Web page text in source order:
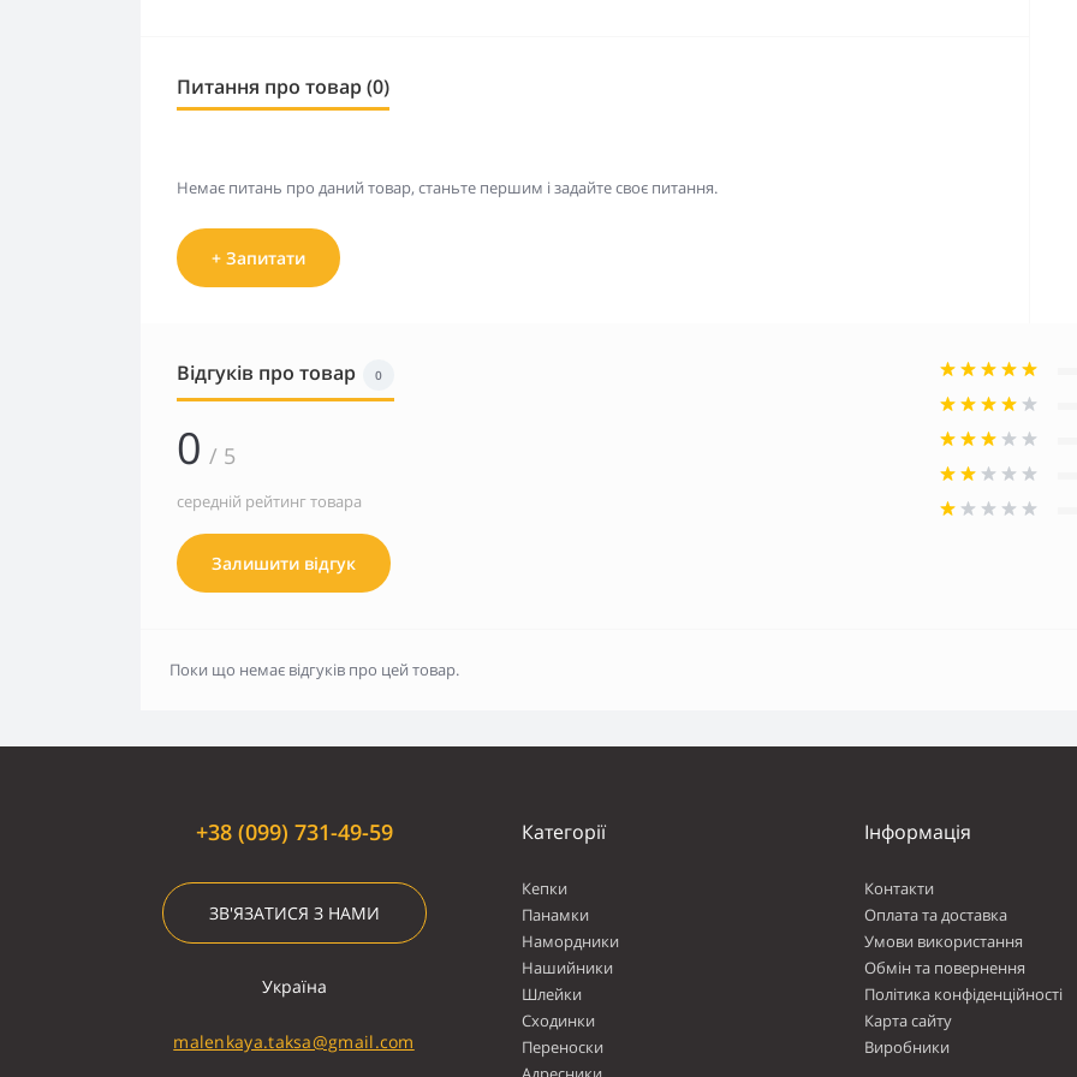
Питання про товар (0)
Немає питань про даний товар, станьте першим і задайте своє питання.
+ Запитати
Відгуків про товар 0
0 / 5
середній рейтинг товара
Залишити відгук
Поки що немає відгуків про цей товар.
+38 (099) 731-49-59
ЗВ'ЯЗАТИСЯ З НАМИ
Україна
malenkaya.taksa@gmail.com
Категорії
Кепки
Панамки
Намордники
Нашийники
Шлейки
Сходинки
Переноски
Інформація
Контакти
Оплата та доставка
Умови використання
Обмін та повернення
Політика конфіденційності
Карта сайту
Виробники